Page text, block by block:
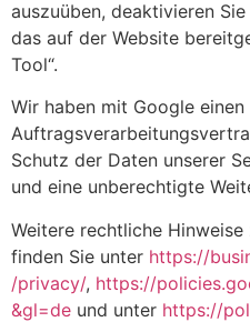
auszuüben, deaktivieren
das auf der Website
Tool“.
Wir haben mit Google einen
Schutz der Daten unserer
und eine unberechtigte
Weitere rechtliche
finden Sie unter https://
/privacy/, https://
&gl=de und unter https://